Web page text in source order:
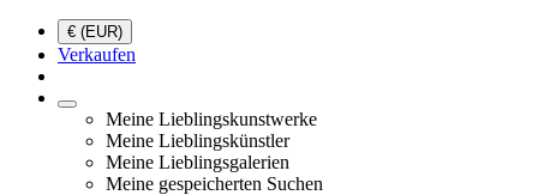
€ (EUR)
Verkaufen
Meine Lieblingskunstwerke
Meine Lieblingskünstler
Meine Lieblingsgalerien
Meine gespeicherten Suchen